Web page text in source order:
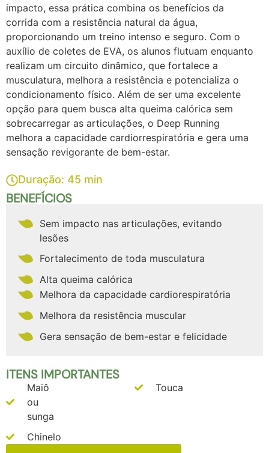
impacto, essa prática combina os benefícios da
corrida com a resistência natural da água,
proporcionando um treino intenso e seguro. Com o
auxílio de coletes de EVA, os alunos flutuam enquanto
realizam um circuito dinâmico, que fortalece a
musculatura, melhora a resistência e potencializa o
condicionamento físico. Além de ser uma excelente
opção para quem busca alta queima calórica sem
sobrecarregar as articulações, o Deep Running
melhora a capacidade cardiorrespiratória e gera uma
sensação revigorante de bem-estar.
Duração: 45 min
BENEFÍCIOS
Sem impacto nas articulações, evitando
lesões
Fortalecimento de toda musculatura
Alta queima calórica
Melhora da capacidade cardiorespiratória
Melhora da resistência muscular
Gera sensação de bem-estar e felicidade
ITENS IMPORTANTES
Maiô
ou
sunga
Chinelo
Touca